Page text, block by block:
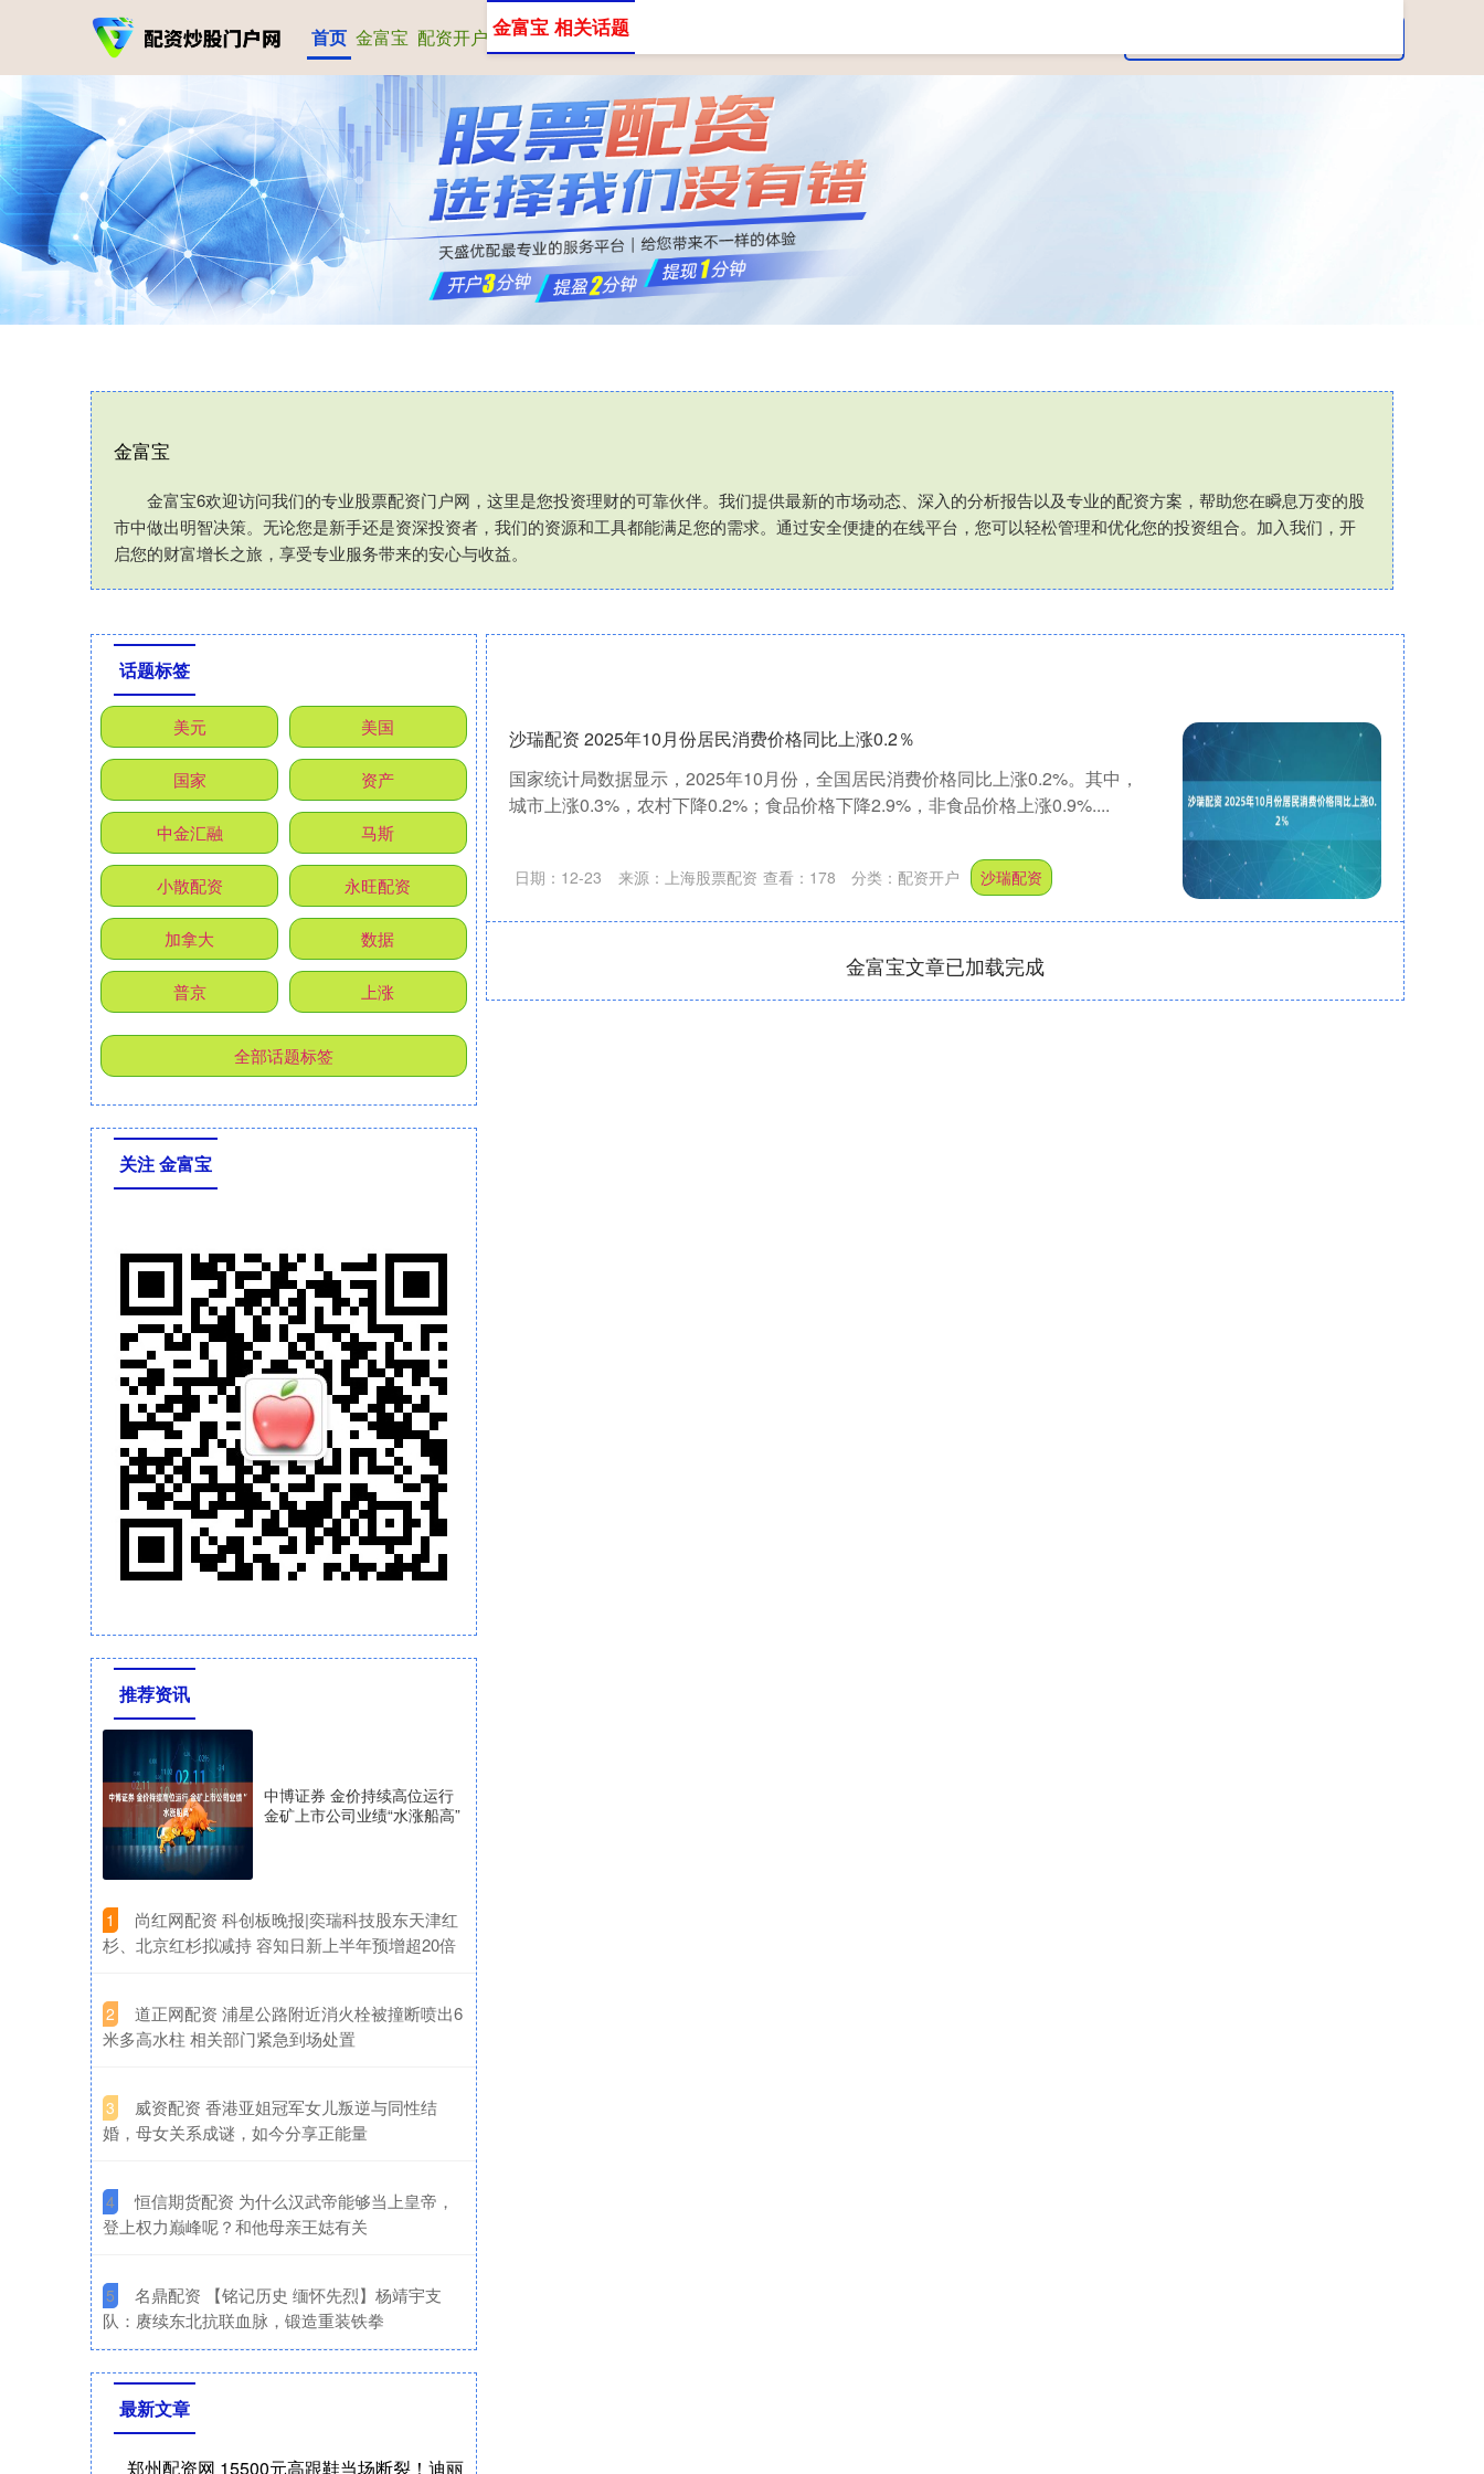
首页 金富宝 配资开户 股票配资公司 配资服务平台
金富宝
金富宝6欢迎访问我们的专业股票配资门户网，这里是您投资理财的可靠伙伴。我们提供最新的市场动态、深入的分析报告以及专业的配资方案，帮助您在瞬息万变的股
市中做出明智决策。无论您是新手还是资深投资者，我们的资源和工具都能满足您的需求。通过安全便捷的在线平台，您可以轻松管理和优化您的投资组合。加入我们，开
启您的财富增长之旅，享受专业服务带来的安心与收益。
金富宝 相关话题
沙瑞配资 2025年10月份居民消费价格同比上涨0.2％
国家统计局数据显示，2025年10月份，全国居民消费价格同比上涨0.2%。其中，
城市上涨0.3%，农村下降0.2%；食品价格下降2.9%，非食品价格上涨0.9%....
日期：12-23 来源：上海股票配资 查看： 178 分类： 配资开户 沙瑞配资
金富宝文章已加载完成
话题标签
美元 美国
国家 资产
中金汇融 马斯
小散配资 永旺配资
加拿大 数据
普京 上涨
全部话题标签
关注 金富宝
推荐资讯
中博证券 金价持续高位运行
金矿上市公司业绩“水涨船高”
1
​尚红网配资 科创板晚报|奕瑞科技股东天津红
杉、北京红杉拟减持 容知日新上半年预增超20倍
2
​道正网配资 浦星公路附近消火栓被撞断喷出6
米多高水柱 相关部门紧急到场处置
3
​威资配资 香港亚姐冠军女儿叛逆与同性结
婚，母女关系成谜，如今分享正能量
4
​恒信期货配资 为什么汉武帝能够当上皇帝，
登上权力巅峰呢？和他母亲王娡有关
5
​名鼎配资 【铭记历史 缅怀先烈】杨靖宇支
队：赓续东北抗联血脉，锻造重装铁拳
最新文章
郑州配资网 15500元高跟鞋当场断裂！迪丽